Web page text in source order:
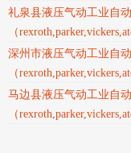
礼泉县液压气动工业自
（
深州市液压气动工业自
（
马边县液压气动工业自
（